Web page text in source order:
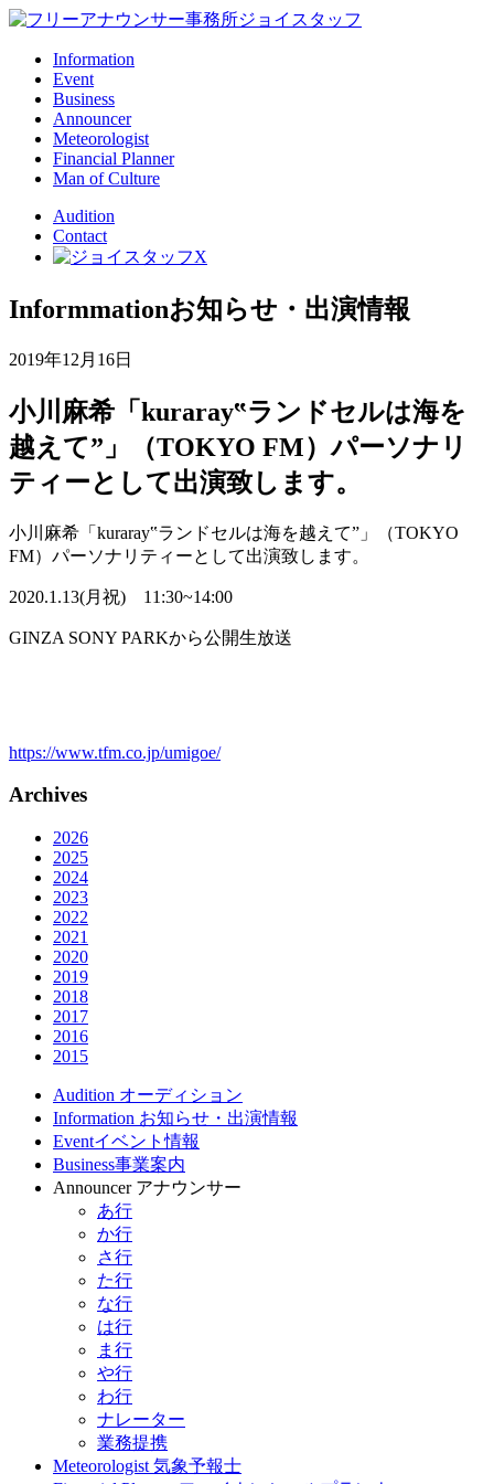
Information
Event
Business
Announcer
Meteorologist
Financial Planner
Man of Culture
Audition
Contact
Informmationお知らせ・出演情報
2019年12月16日
小川麻希「kuraray‟ランドセルは海を
越えて”」（TOKYO FM）パーソナリ
ティーとして出演致します。
小川麻希「kuraray‟ランドセルは海を越えて”」（TOKYO
FM）パーソナリティーとして出演致します。
2020.1.13(月祝) 11:30~14:00
GINZA SONY PARKから公開生放送
https://www.tfm.co.jp/umigoe/
Archives
2026
2025
2024
2023
2022
2021
2020
2019
2018
2017
2016
2015
Audition オーディション
Information お知らせ・出演情報
Eventイベント情報
Business事業案内
Announcer アナウンサー
あ行
か行
さ行
た行
な行
は行
ま行
や行
わ行
ナレーター
業務提携
Meteorologist 気象予報士